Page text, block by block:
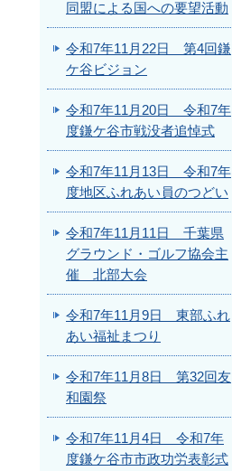
同盟による国への要望活動
令和7年11月22日 第4回鎌
ケ谷ビジョン
令和7年11月20日 令和7年
度鎌ケ谷市戦没者追悼式
令和7年11月13日 令和7年
度地区ふれあい員のつどい
令和7年11月11日 千葉県
グラウンド・ゴルフ協会主
催 北部大会
令和7年11月9日 東部ふれ
あい福祉まつり
令和7年11月8日 第32回友
和園祭
令和7年11月4日 令和7年
度鎌ケ谷市市政功労表彰式